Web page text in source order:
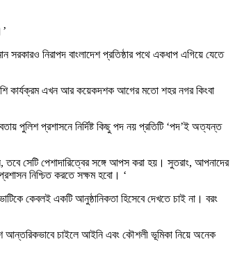
সরকারও নিরাপদ বাংলাদেশ প্রতিষ্ঠার পথে একধাপ এগিয়ে যেতে
কার্যক্রম এখন আর কয়েকদশক আগের মতো শহর নগর কিংবা
পুলিশ প্রশাসনে নির্দিষ্ট কিছু পদ নয় প্রতিটি ‘পদ’ই অত্যন্ত
তবে সেটি পেশাদারিত্বের সঙ্গে আপস করা হয়। সুতরাং, আপনাদের
নিশ্চিত করতে সক্ষম হবো। ‘
কেবলই একটি আনুষ্ঠানিকতা হিসেবে দেখতে চাই না। বরং
আন্তরিকভাবে চাইলে আইনি এবং কৌশলী ভূমিকা নিয়ে অনেক